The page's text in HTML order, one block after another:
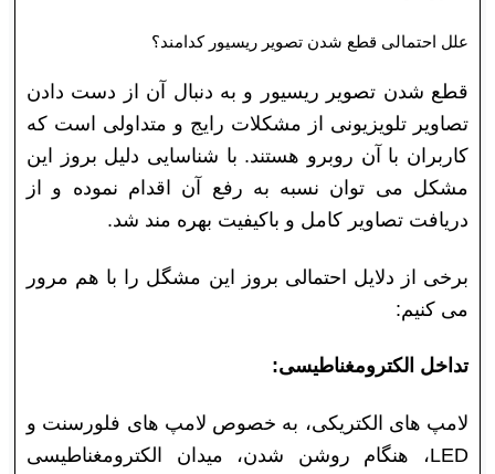
علل احتمالی قطع شدن تصویر ریسیور کدامند؟
قطع شدن تصویر ریسیور و به دنبال آن از دست دادن
تصاویر تلویزیونی از مشکلات رایج و متداولی است که
کاربران با آن روبرو هستند. با شناسایی دلیل بروز این
مشکل می توان نسبه به رفع آن اقدام نموده و از
دریافت تصاویر کامل و باکیفیت بهره مند شد.
برخی از دلایل احتمالی بروز این مشگل را با هم مرور
می کنیم:
تداخل الکترومغناطیسی:
لامپ های الکتریکی، به خصوص لامپ های فلورسنت و
LED، هنگام روشن شدن، میدان الکترومغناطیسی